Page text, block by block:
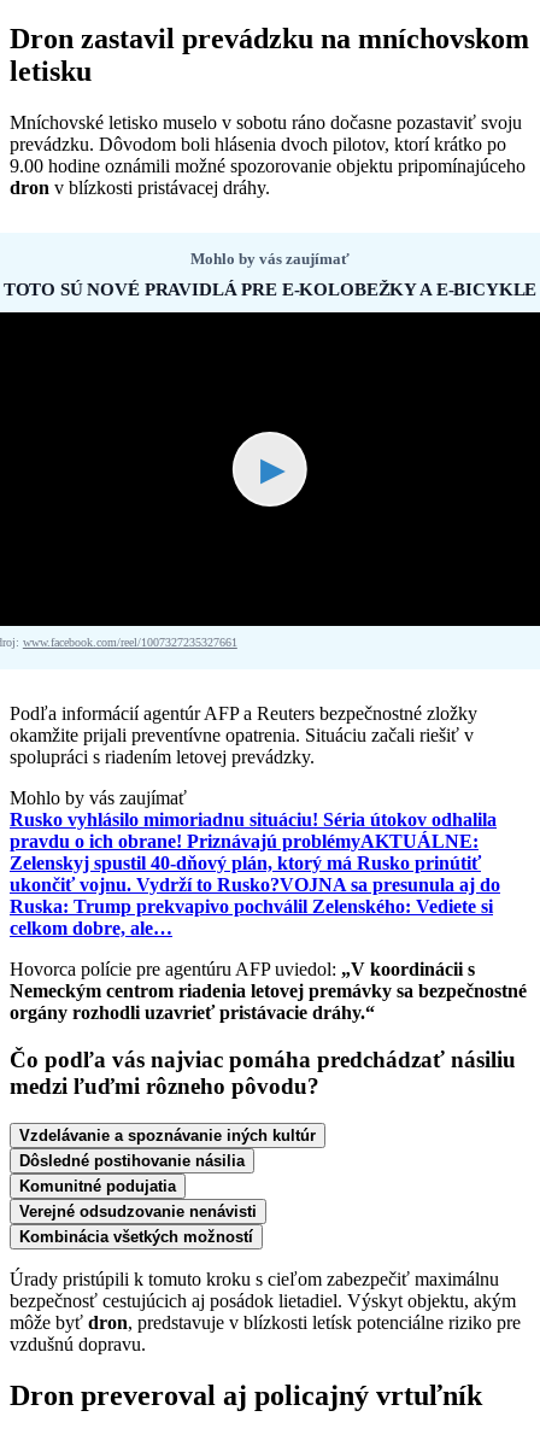
Dron zastavil prevádzku na mníchovskom
letisku
Mníchovské letisko muselo v sobotu ráno dočasne pozastaviť svoju
prevádzku. Dôvodom boli hlásenia dvoch pilotov, ktorí krátko po
9.00 hodine oznámili možné spozorovanie objektu pripomínajúceho
dron v blízkosti pristávacej dráhy.
Mohlo by vás zaujímať
TOTO SÚ NOVÉ PRAVIDLÁ PRE E-KOLOBEŽKY A E-BICYKLE
▶
www.facebook.com/reel/1007327235327661
Podľa informácií agentúr AFP a Reuters bezpečnostné zložky
okamžite prijali preventívne opatrenia. Situáciu začali riešiť v
spolupráci s riadením letovej prevádzky.
Mohlo by vás zaujímať
Rusko vyhlásilo mimoriadnu situáciu! Séria útokov odhalila
pravdu o ich obrane! Priznávajú problémyAKTUÁLNE:
Zelenskyj spustil 40-dňový plán, ktorý má Rusko prinútiť
ukončiť vojnu. Vydrží to Rusko?VOJNA sa presunula aj do
Ruska: Trump prekvapivo pochválil Zelenského: Vediete si
celkom dobre, ale…
Hovorca polície pre agentúru AFP uviedol: „V koordinácii s
Nemeckým centrom riadenia letovej premávky sa bezpečnostné
orgány rozhodli uzavrieť pristávacie dráhy.“
Čo podľa vás najviac pomáha predchádzať násiliu
medzi ľuďmi rôzneho pôvodu?
Vzdelávanie a spoznávanie iných kultúr
Dôsledné postihovanie násilia
Komunitné podujatia
Verejné odsudzovanie nenávisti
Kombinácia všetkých možností
Úrady pristúpili k tomuto kroku s cieľom zabezpečiť maximálnu
bezpečnosť cestujúcich aj posádok lietadiel. Výskyt objektu, akým
môže byť dron, predstavuje v blízkosti letísk potenciálne riziko pre
vzdušnú dopravu.
Dron preveroval aj policajný vrtuľník